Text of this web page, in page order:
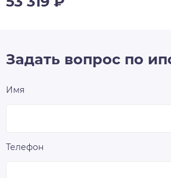
Задать вопрос по
Имя
Телефон